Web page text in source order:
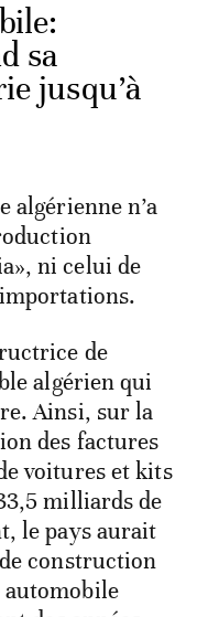
sa
jusqu’à
algérienne n’a
ni celui de
de
algérien qui
Ainsi, sur la
des factures
voitures et kits
milliards de
le pays aurait
construction